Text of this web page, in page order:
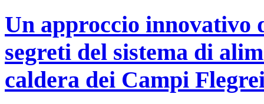
Un approccio innovativo
segreti del sistema di
caldera dei Campi